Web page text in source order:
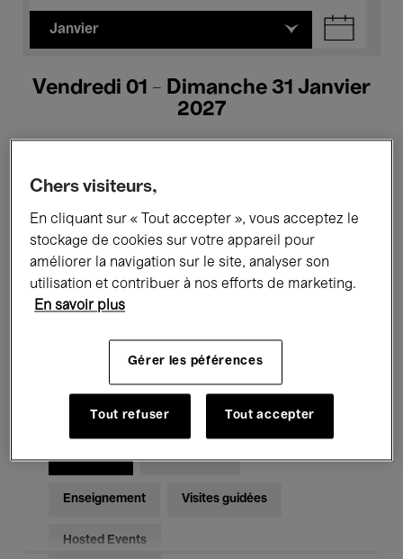
Janvier
Vendredi 01 - Dimanche 31 Janvier
2027
Tous les événements Concerts
Expositions Films Performances
Rencontres & Débats
Musique classique Global Music
Musique électronique
Pour tous Kids’ Palace
Enseignement Visites guidées
Hosted Events
Chers visiteurs,
En cliquant sur « Tout accepter », vous acceptez le
stockage de cookies sur votre appareil pour
améliorer la navigation sur le site, analyser son
utilisation et contribuer à nos efforts de marketing.
En savoir plus
Gérer les péférences
Tout refuser Tout accepter